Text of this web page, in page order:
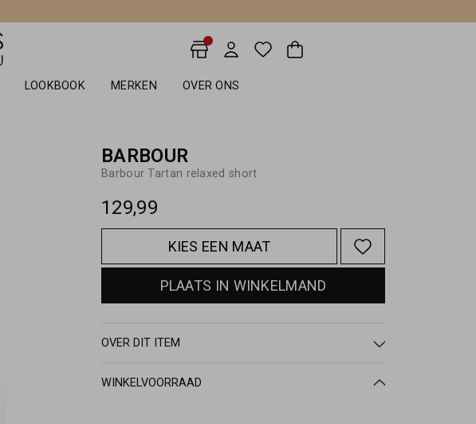
LOOKBOOK MERKEN OVER ONS
BARBOUR
Barbour Tartan relaxed short
129,99
KIES EEN MAAT
PLAATS IN WINKELMAND
OVER DIT ITEM
WINKELVOORRAAD